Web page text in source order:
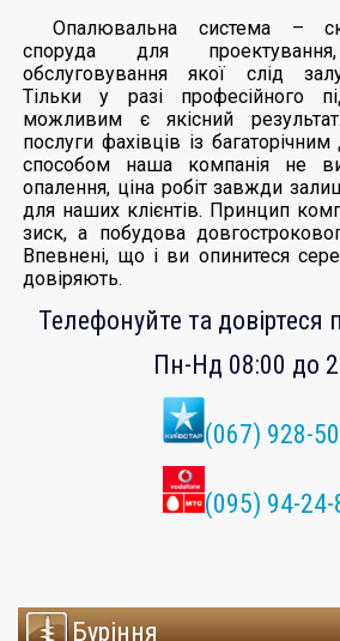
Опалювальна система –
споруда для
обслуговування якої слід
Тільки у разі професійного
можливим є якісний
послуги фахівців із
способом наша компанія не
опалення, ціна робіт завжди
для наших клієнтів. Принцип
зиск, а побудова
Впевнені, що і ви опинитеся
довіряють.
Телефонуйте та довіртеся
Пн-Нд 08:00 до
(067) 928-
(095) 94-24-
Буріння